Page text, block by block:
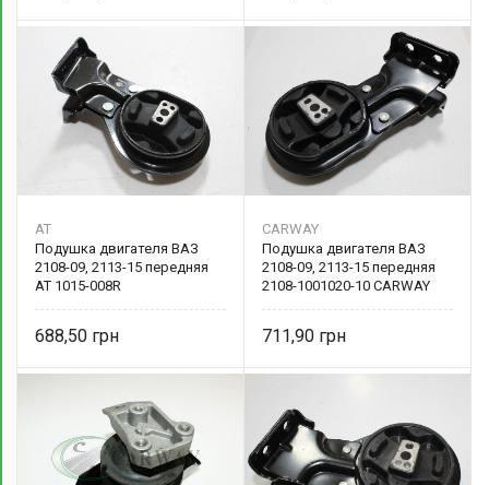
AT
Подушка двигателя ВАЗ
2108-09, 2113-15 передняя
AT 1015-008R
688,50
CARWAY
Подушка двигателя ВАЗ
2108-09, 2113-15 передняя
2108-1001020-10 CARWAY
711,90